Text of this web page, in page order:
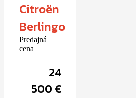
Citroën
Berlingo
Predajná
cena
24
500 €